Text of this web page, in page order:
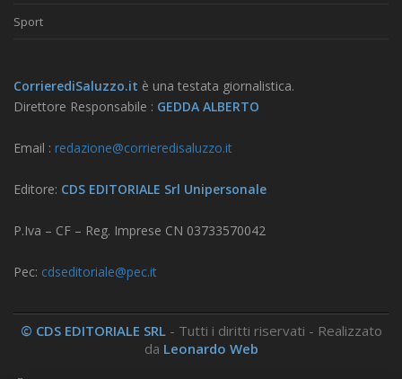
Sport
CorrierediSaluzzo.it è una testata giornalistica.
Direttore Responsabile : GEDDA ALBERTO
Email : redazione@corrieredisaluzzo.it
Editore: CDS EDITORIALE Srl Unipersonale
P.Iva – CF – Reg. Imprese CN 03733570042
Pec: cdseditoriale@pec.it
© CDS EDITORIALE SRL - Tutti i diritti riservati - Realizzato
da Leonardo Web